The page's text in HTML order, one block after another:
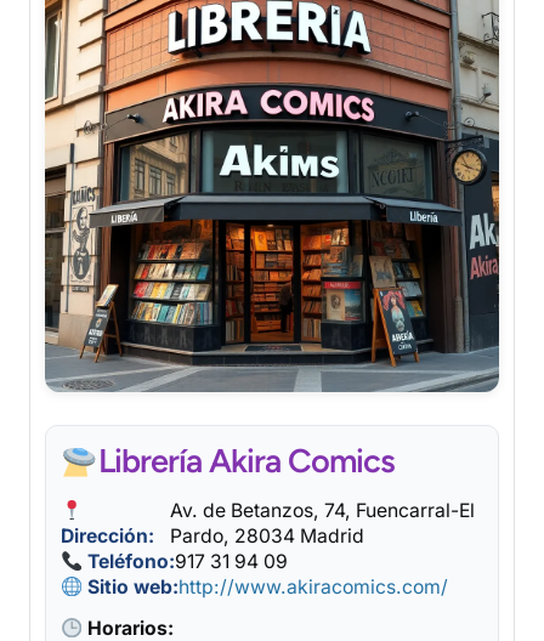
Librería Akira Comics
Dirección:
Av. de Betanzos, 74, Fuencarral-El
Pardo, 28034 Madrid
Teléfono:917 31 94 09
Sitio web:http://www.akiracomics.com/
Horarios: